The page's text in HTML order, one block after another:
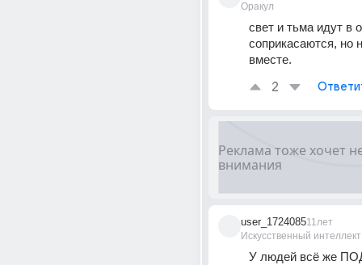
Оракул
свет и тьма идут в
соприкасаются, но
вместе.
2
user_1724085
Искусственный интеллект
11лет
У людей всё же